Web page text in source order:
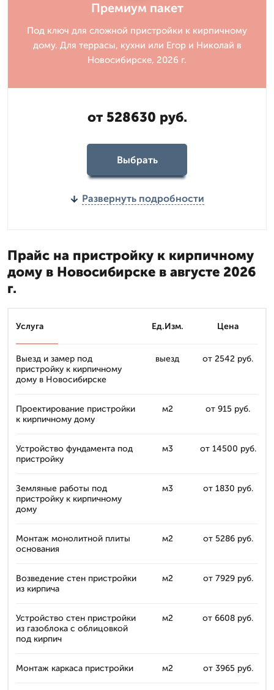
Премиум пакет
Под ключ для сложной пристройки к кирпичному
дому. Для террасы, кухни или Егор и Николай в
Новосибирске, 2026 г.
от 528630 руб.
Выбрать
Развернуть подробности
Прайс на пристройку к кирпичному
дому в Новосибирске в августе 2026
г.
Услуга Ед.Изм. Цена
Выезд и замер под
пристройку к кирпичному
дому в Новосибирске
выезд от 2542 руб.
Проектирование пристройки
к кирпичному дому
м2 от 915 руб.
Устройство фундамента под
пристройку
м3 от 14500 руб.
Земляные работы под
пристройку к кирпичному
дому
м3 от 1830 руб.
Монтаж монолитной плиты
основания
м2 от 5286 руб.
Возведение стен пристройки
из кирпича
м2 от 7929 руб.
Устройство стен пристройки
из газоблока с облицовкой
под кирпич
м2 от 6608 руб.
Монтаж каркаса пристройки м2 от 3965 руб.